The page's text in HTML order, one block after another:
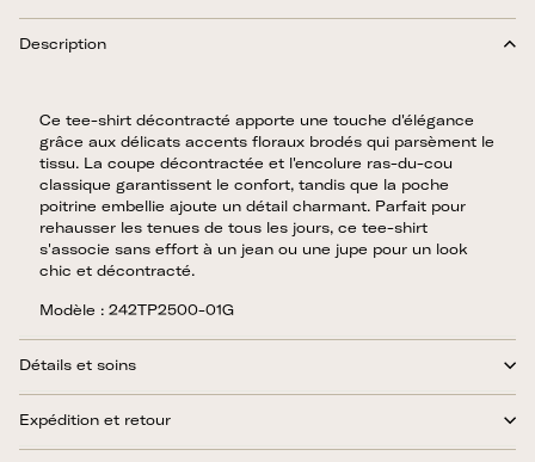
Description
Ce tee-shirt décontracté apporte une touche d'élégance
grâce aux délicats accents floraux brodés qui parsèment le
tissu. La coupe décontractée et l'encolure ras-du-cou
classique garantissent le confort, tandis que la poche
poitrine embellie ajoute un détail charmant. Parfait pour
rehausser les tenues de tous les jours, ce tee-shirt
s'associe sans effort à un jean ou une jupe pour un look
chic et décontracté.
Modèle : 242TP2500-01G
Détails et soins
Expédition et retour